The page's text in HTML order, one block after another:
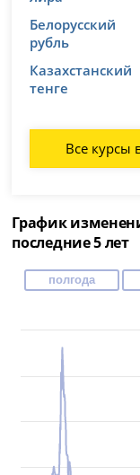
Белорусский
рубль
Казахстанский
тенге
Все курсы
График
последние 5 лет
полгода